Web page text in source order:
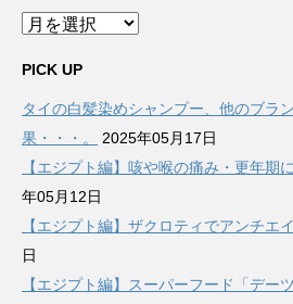
ア
カ
ブ
PICK UP
タイの白髪染めシャンプー、他のブラ
果・・・。
2025年05月17日
【エジプト編】咳や喉の痛み・更年期
年05月12日
【エジプト編】ザクロティでアンチエ
日
【エジプト編】スーパーフード「デー